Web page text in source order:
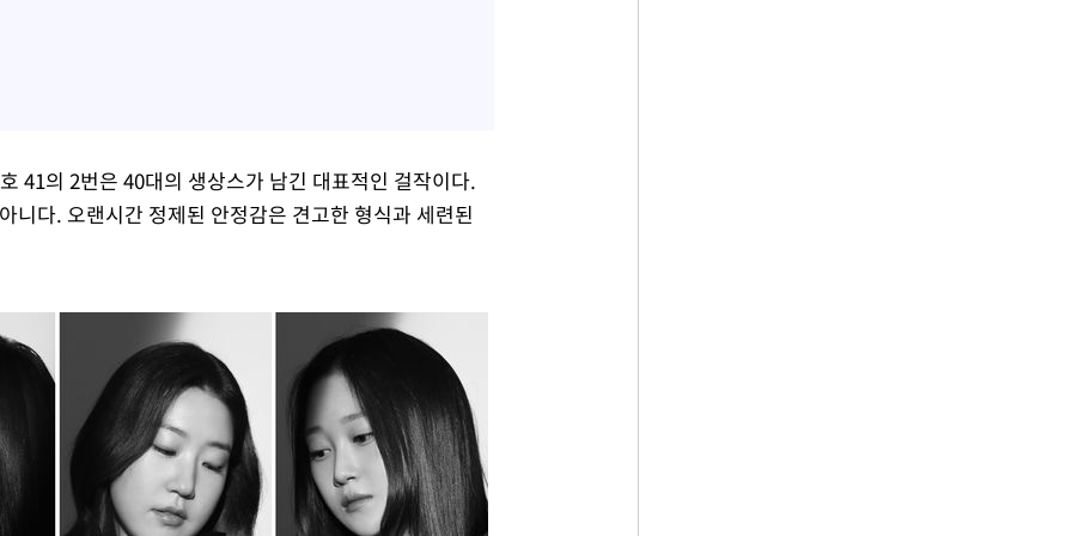
41의 2번은 40대의 생상스가 남긴 대표적인 걸작이다.
니다. 오랜시간 정제된 안정감은 견고한 형식과 세련된